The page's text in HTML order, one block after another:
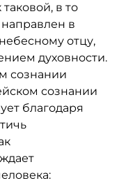
в то
направлен в
отцу,
духовности.
сознании
сознании
благодаря